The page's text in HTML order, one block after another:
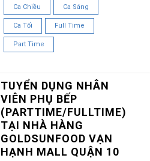
Ca Chiều Ca Sáng
Ca Tối Full Time
Part Time
TUYỂN DỤNG NHÂN
VIÊN PHỤ BẾP
(PARTTIME/FULLTIME)
TẠI NHÀ HÀNG
GOLDSUNFOOD VẠN
HẠNH MALL QUẬN 10